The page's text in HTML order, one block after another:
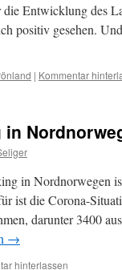
Entwicklung des
positiv gesehen.
| Kommentar
in
in Nordnorwegen
ist die Corona-
darunter 3400
→
hinterlassen